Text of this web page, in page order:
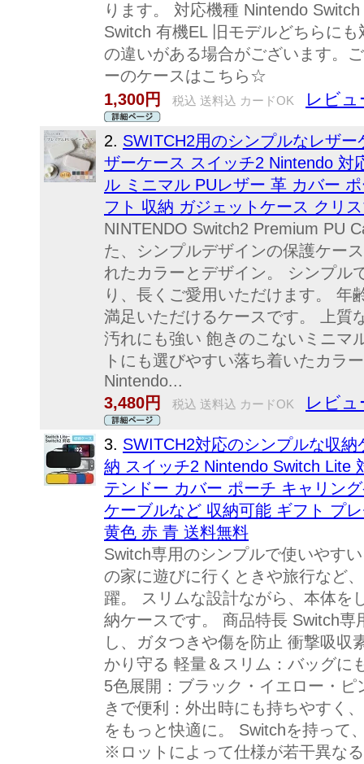
ります。 対応機種 Nintendo
Switch 有機EL 旧モデルどちらに
の違いがある場合がございます。
ーのケースはこちら☆
1,300円
税込 送料込 カードOK レビュ
2. SWITCH2用のシンプルなレザ
ザーケース スイッチ2 Nintendo 対
ル ミニマル PUレザー 革 カバー
フト 収納 ガジェットケース クリ
NINTENDO Switch2 Premium PU
た、シンプルデザインの保護ケー
れたカラーとデザイン。 シンプル
り、長くご愛用いただけます。 年
満足いただけるケースです。 上質
汚れにも強い 飽きのこないミニマ
トにも選びやすい落ち着いたカラ
Nintendo...
3,480円
税込 送料込 カードOK レビュ
3. SWITCH2対応のシンプルな収
納 スイッチ2 Nintendo Switch Lite
テンドー カバー ポーチ キャリン
ケーブルなど 収納可能 ギフト プ
黄色 赤 青 送料無料
Switch専用のシンプルで使いやす
の家に遊びに行くときや旅行など
躍。 スリムな設計ながら、本体を
納ケースです。 商品特長 Switch
し、ガタつきや傷を防止 衝撃吸収
かり守る 軽量＆スリム：バッグに
5色展開：ブラック・イエロー・
きで便利：外出時にも持ちやすく
をもっと快適に。 Switchを持って
※ロットによって仕様が若干異な